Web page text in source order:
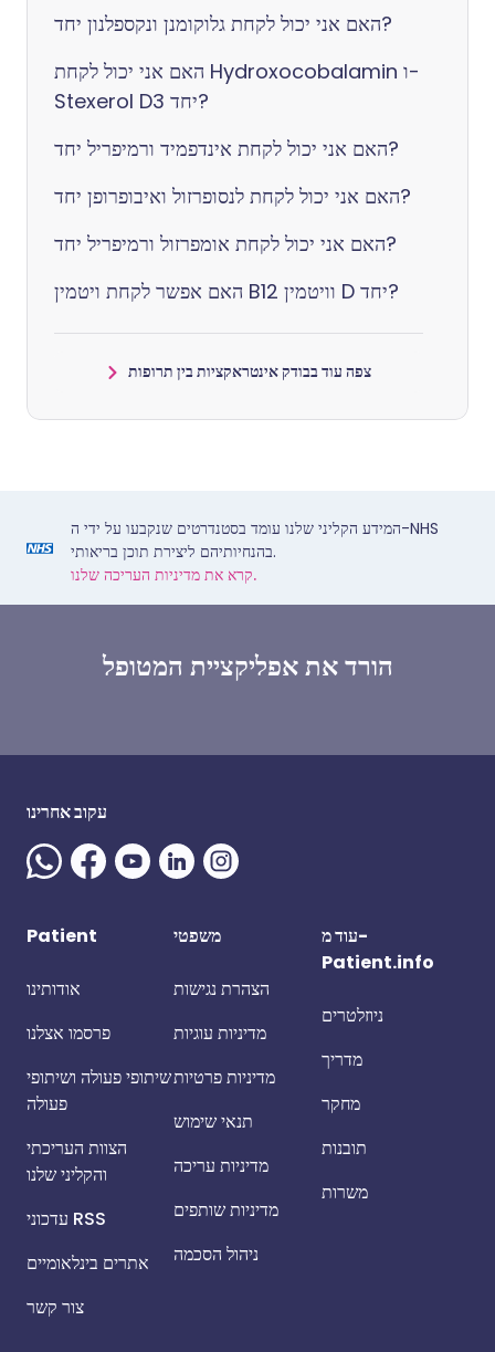
האם אני יכול לקחת גלוקומנן ונקספלנון יחד?
האם אני יכול לקחת Hydroxocobalamin ו-
Stexerol D3 יחד?
האם אני יכול לקחת אינדפמיד ורמיפריל יחד?
האם אני יכול לקחת לנסופרזול ואיבופרופן יחד?
האם אני יכול לקחת אומפרזול ורמיפריל יחד?
האם אפשר לקחת ויטמין B12 וויטמין D יחד?
צפה עוד בבודק אינטראקציות בין תרופות
המידע הקליני שלנו עומד בסטנדרטים שנקבעו על ידי ה-NHS
בהנחיותיהם ליצירת תוכן בריאותי.
קרא את מדיניות העריכה שלנו.
הורד את אפליקציית המטופל
עקוב אחרינו
Patient
אודותינו
פרסמו אצלנו
שיתופי פעולה ושיתופי
פעולה
הצוות העריכתי
והקליני שלנו
עדכוני RSS
אתרים בינלאומיים
צור קשר
משפטי
הצהרת נגישות
מדיניות עוגיות
מדיניות פרטיות
תנאי שימוש
מדיניות עריכה
מדיניות שותפים
ניהול הסכמה
עוד מ-
Patient.info
ניוזלטרים
מדריך
מחקר
תובנות
משרות